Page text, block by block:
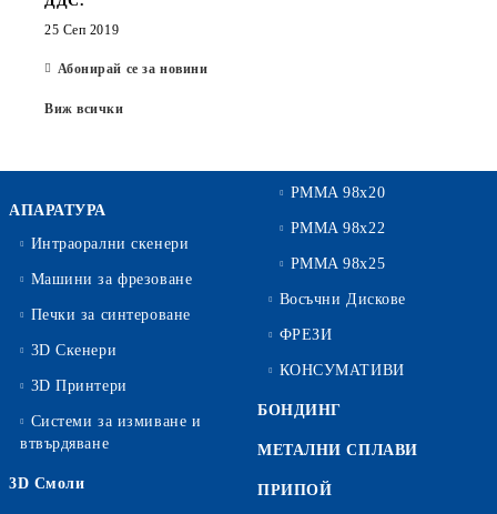
25 Сеп 2019
Абонирай се за новини
Виж всички
АПАРАТУРА
Интраорални скенери
Машини за фрезоване
Печки за синтероване
3D Скенери
3D Принтери
Системи за измиване и
втвърдяване
3D Смоли
PMMA 98x20
PMMA 98x22
PMMA 98x25
Восъчни Дискове
ФРЕЗИ
КОНСУМАТИВИ
БОНДИНГ
МЕТАЛНИ СПЛАВИ
ПРИПОЙ